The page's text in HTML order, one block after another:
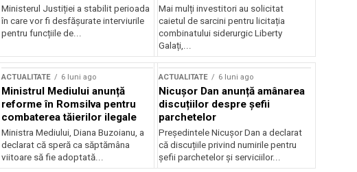
Ministerul Justiției a stabilit perioada
în care vor fi desfășurate interviurile
pentru funcțiile de...
Mai mulți investitori au solicitat
caietul de sarcini pentru licitația
combinatului siderurgic Liberty
Galați,...
ACTUALITATE 6 luni ago
Ministrul Mediului anunță
reforme în Romsilva pentru
combaterea tăierilor ilegale
Ministra Mediului, Diana Buzoianu, a
declarat că speră ca săptămâna
viitoare să fie adoptată...
ACTUALITATE 6 luni ago
Nicușor Dan anunță amânarea
discuțiilor despre șefii
parchetelor
Președintele Nicușor Dan a declarat
că discuțiile privind numirile pentru
șefii parchetelor și serviciilor...